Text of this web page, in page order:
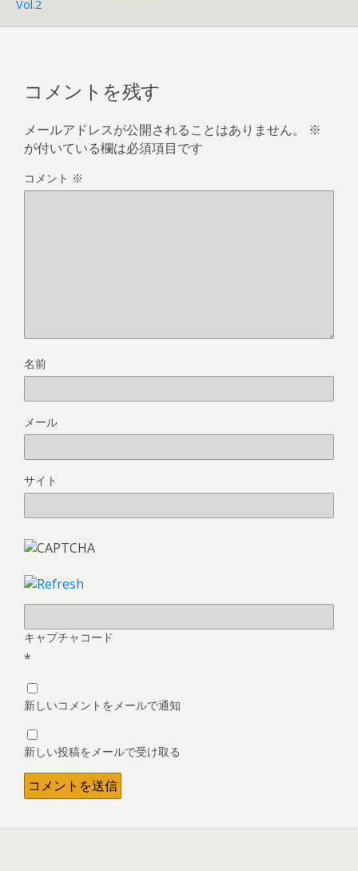
Vol.2
コメントを残す
メールアドレスが公開されることはありません。
※
が付いている欄は必須項目です
コメント ※
名前
メール
サイト
キャプチャコード
*
新しいコメントをメールで通知
新しい投稿をメールで受け取る